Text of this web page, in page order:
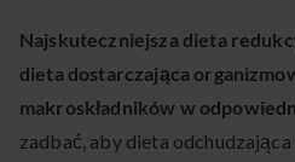
Najskuteczniejsza dieta
dieta dostarczająca
makroskładników w
zadbać, aby dieta odchudzająca